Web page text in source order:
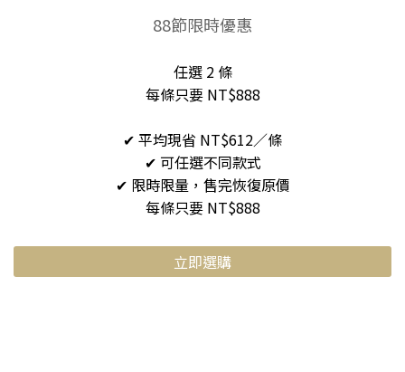
88節限時優惠
任選 2 條
每條只要 NT$888
✔ 平均現省 NT$612／條
✔ 可任選不同款式
✔ 限時限量，售完恢復原價
每條只要 NT$888
立即選購